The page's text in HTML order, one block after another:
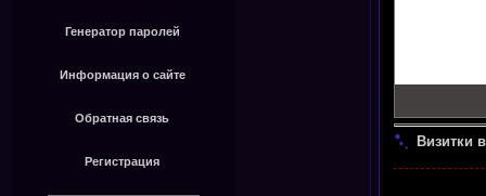
Генератор паролей
Информация о сайте
Обратная связь
Регистрация
Визитки